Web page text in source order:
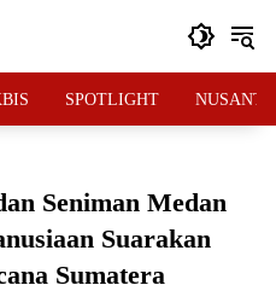
SPOTLIGHT
Seniman Medan
Suarakan
Sumatera